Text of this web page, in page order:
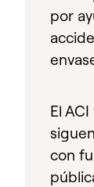
por
El
con